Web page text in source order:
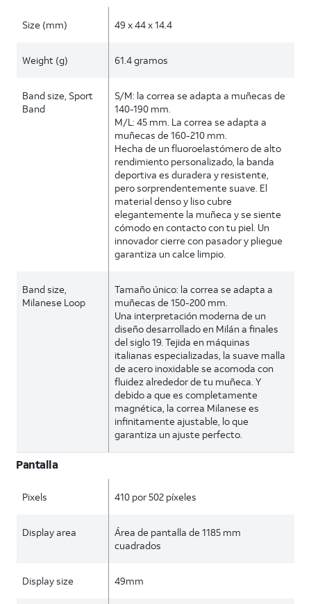
Size (mm) 49 x 44 x 14.4
Weight (g) 61.4 gramos
Band size, Sport
Band
S/M: la correa se adapta a muñecas de
140-190 mm.
M/L: 45 mm. La correa se adapta a
muñecas de 160-210 mm.
Hecha de un fluoroelastómero de alto
rendimiento personalizado, la banda
deportiva es duradera y resistente,
pero sorprendentemente suave. El
material denso y liso cubre
elegantemente la muñeca y se siente
cómodo en contacto con tu piel. Un
innovador cierre con pasador y pliegue
garantiza un calce limpio.
Band size,
Milanese Loop
Tamaño único: la correa se adapta a
muñecas de 150-200 mm.
Una interpretación moderna de un
diseño desarrollado en Milán a finales
del siglo 19. Tejida en máquinas
italianas especializadas, la suave malla
de acero inoxidable se acomoda con
fluidez alrededor de tu muñeca. Y
debido a que es completamente
magnética, la correa Milanese es
infinitamente ajustable, lo que
garantiza un ajuste perfecto.
Pantalla
Pixels 410 por 502 píxeles
Display area
Área de pantalla de 1185 mm
cuadrados
Display size 49mm